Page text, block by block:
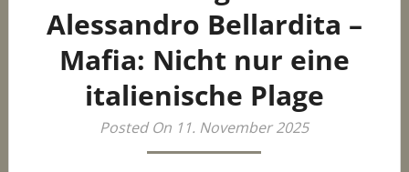
Alessandro Bellardita –
Mafia: Nicht nur eine
italienische Plage
Posted On 11. November 2025